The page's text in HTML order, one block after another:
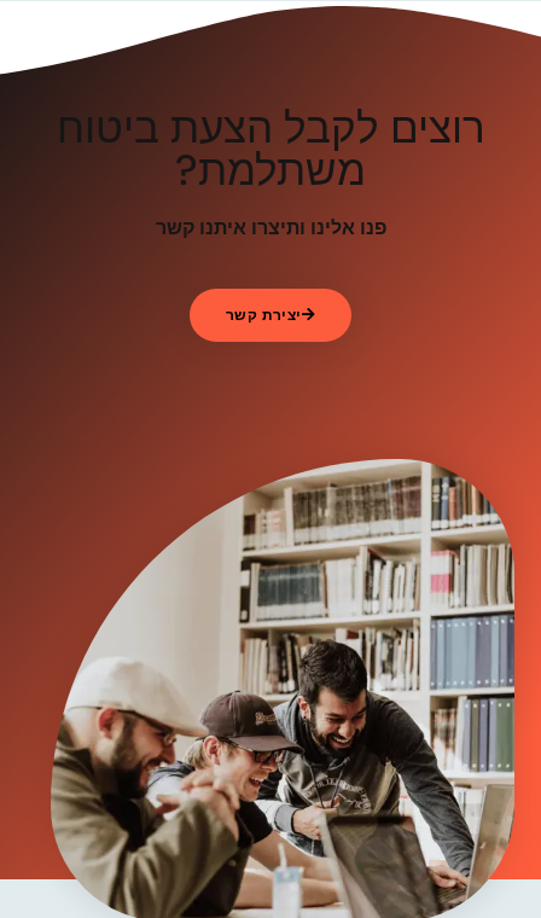
רוצים לקבל הצעת ביטוח
משתלמת?
פנו אלינו ותיצרו איתנו קשר
יצירת קשר